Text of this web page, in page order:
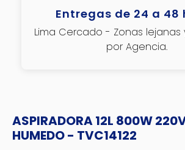
Entregas de 24 a 48
Lima Cercado - Zonas lejanas
por Agencia.
ASPIRADORA 12L 800W
HUMEDO - TVC14122